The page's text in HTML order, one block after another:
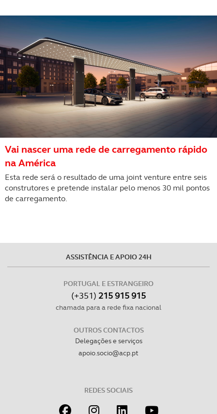
Vai nascer uma rede de carregamento rápido
na América
Esta rede será o resultado de uma joint venture entre seis
construtores e pretende instalar pelo menos 30 mil pontos
de carregamento.
ASSISTÊNCIA E APOIO 24H
PORTUGAL E ESTRANGEIRO
(+351) 215 915 915
chamada para a rede fixa nacional
OUTROS CONTACTOS
Delegações e serviços
apoio.socio@acp.pt
REDES SOCIAIS